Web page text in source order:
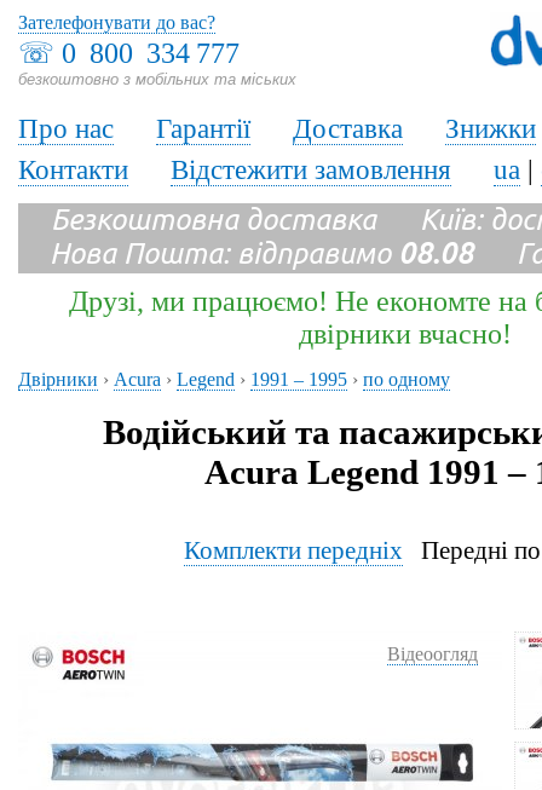
☏ 0 800 334 777
безкоштовно з мобільних та міських
Зателефонувати до вас?
Про нас Гарантії Доставка
Знижки
Контакти
Відстежити замовлення ua |
Безкоштовна доставка Київ:
Нова Пошта: відправимо 08.08
Друзі, ми працюємо! Не економте на
двірники вчасно!
Двірники › Acura › Legend › 1991 – 1995 › по одному
Водійський та
Acura Legend 1991 –
Комплекти передніхПередні
Відеоогляд